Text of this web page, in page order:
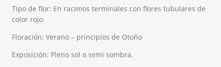
Tipo de flor: En racimos terminales con flores tubulares de
color rojo.
Floración: Verano – principios de Otoño
Exposición: Pleno sol o semi sombra.